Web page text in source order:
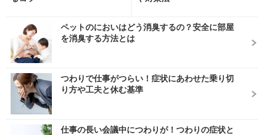
ペットのにおいはどう消臭するの？安全に部屋
を消臭する方法とは
つわりで仕事がつらい！症状にあわせた乗り切
り方や工夫と休む基準
仕事の長い会議中につわりが！つわりの症状と